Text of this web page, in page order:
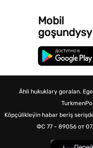
Mobil
goşundysy
Ähli hukuklary goralan.
Köpçülikleýin habar beriş
ФС 77 - 89056 от